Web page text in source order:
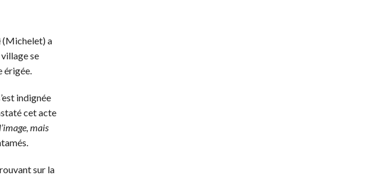
(Michelet) a
se
érigée.
indignée
cet acte
mais
sur la